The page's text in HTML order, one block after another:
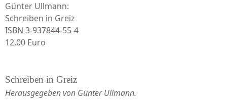
Günter Ullmann:
Schreiben in Greiz
ISBN 3-937844-55-4
12,00 Euro
Schreiben in Greiz
Herausgegeben von Günter Ullmann.